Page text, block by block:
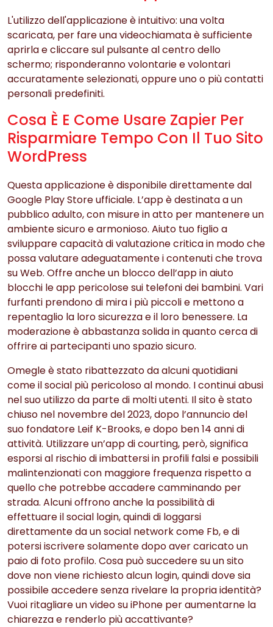
L'utilizzo dell'applicazione è intuitivo: una volta
scaricata, per fare una videochiamata è sufficiente
aprirla e cliccare sul pulsante al centro dello
schermo; risponderanno volontarie e volontari
accuratamente selezionati, oppure uno o più contatti
personali predefiniti.
Cosa È E Come Usare Zapier Per
Risparmiare Tempo Con Il Tuo Sito
WordPress
Questa applicazione è disponibile direttamente dal
Google Play Store ufficiale. L’app è destinata a un
pubblico adulto, con misure in atto per mantenere un
ambiente sicuro e armonioso. Aiuto tuo figlio a
sviluppare capacità di valutazione critica in modo che
possa valutare adeguatamente i contenuti che trova
su Web. Offre anche un blocco dell’app in aiuto
blocchi le app pericolose sui telefoni dei bambini. Vari
furfanti prendono di mira i più piccoli e mettono a
repentaglio la loro sicurezza e il loro benessere. La
moderazione è abbastanza solida in quanto cerca di
offrire ai partecipanti uno spazio sicuro.
Omegle è stato ribattezzato da alcuni quotidiani
come il social più pericoloso al mondo. I continui abusi
nel suo utilizzo da parte di molti utenti. Il sito è stato
chiuso nel novembre del 2023, dopo l’annuncio del
suo fondatore Leif K-Brooks, e dopo ben 14 anni di
attività. Utilizzare un’app di courting, però, significa
esporsi al rischio di imbattersi in profili falsi e possibili
malintenzionati con maggiore frequenza rispetto a
quello che potrebbe accadere camminando per
strada. Alcuni offrono anche la possibilità di
effettuare il social login, quindi di loggarsi
direttamente da un social network come Fb, e di
potersi iscrivere solamente dopo aver caricato un
paio di foto profilo. Cosa può succedere su un sito
dove non viene richiesto alcun login, quindi dove sia
possibile accedere senza rivelare la propria identità?
Vuoi ritagliare un video su iPhone per aumentarne la
chiarezza e renderlo più accattivante?